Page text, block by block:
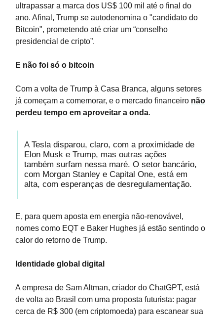
ultrapassar a marca dos US$ 100 mil até o final do
ano. Afinal, Trump se autodenomina o "candidato do
Bitcoin", prometendo até criar um “conselho
presidencial de cripto”.
E não foi só o bitcoin
Com a volta de Trump à Casa Branca, alguns setores
já começam a comemorar, e o mercado financeiro não
perdeu tempo em aproveitar a onda.
A Tesla disparou, claro, com a proximidade de
Elon Musk e Trump, mas outras ações
também surfam nessa maré. O setor bancário,
com Morgan Stanley e Capital One, está em
alta, com esperanças de desregulamentação.
E, para quem aposta em energia não-renovável,
nomes como EQT e Baker Hughes já estão sentindo o
calor do retorno de Trump.
Identidade global digital
A empresa de Sam Altman, criador do ChatGPT, está
de volta ao Brasil com uma proposta futurista: pagar
cerca de R$ 300 (em criptomoeda) para escanear sua